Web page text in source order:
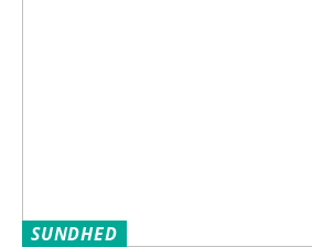
SUNDHED